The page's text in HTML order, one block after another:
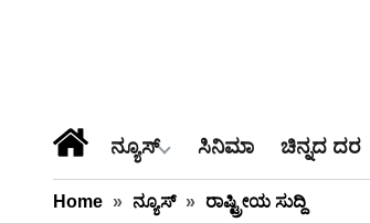
ನ್ಯೂಸ್ ಸಿನಿಮಾ ಚಿನ್ನದ ದರ
Home » ನ್ಯೂಸ್ » ರಾಷ್ಟ್ರೀಯ ಸುದ್ದಿ